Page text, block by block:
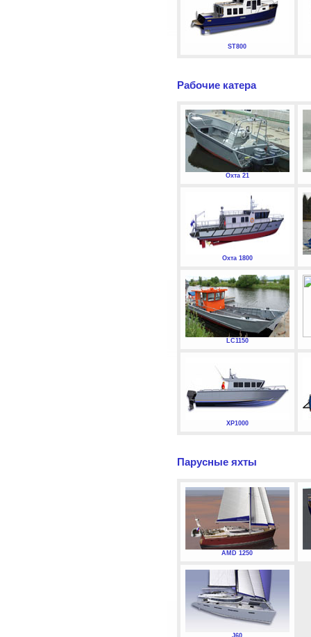
ST800
Рабочие катера
Охта 21
Охта 1800
LC1150
XP1000
Парусные яхты
AMD 1250
J60